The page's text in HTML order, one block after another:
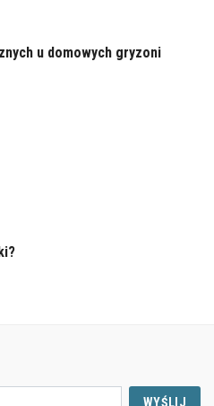
u domowych gryzoni
WYŚLIJ